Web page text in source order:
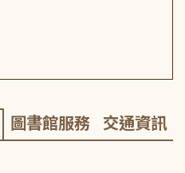
圖書館服務 交通資訊